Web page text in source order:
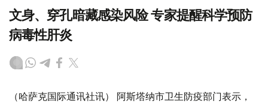
文身、穿孔暗藏感染风险 专家提醒科学预防
病毒性肝炎
（哈萨克国际通讯社讯） 阿斯塔纳市卫生防疫部门表示，